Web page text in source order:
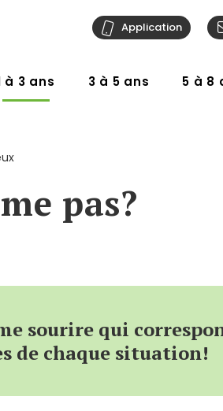
à 3 ans 3 à 5 ans 5 à 8
Application
pas?
sourire qui
de chaque situation!